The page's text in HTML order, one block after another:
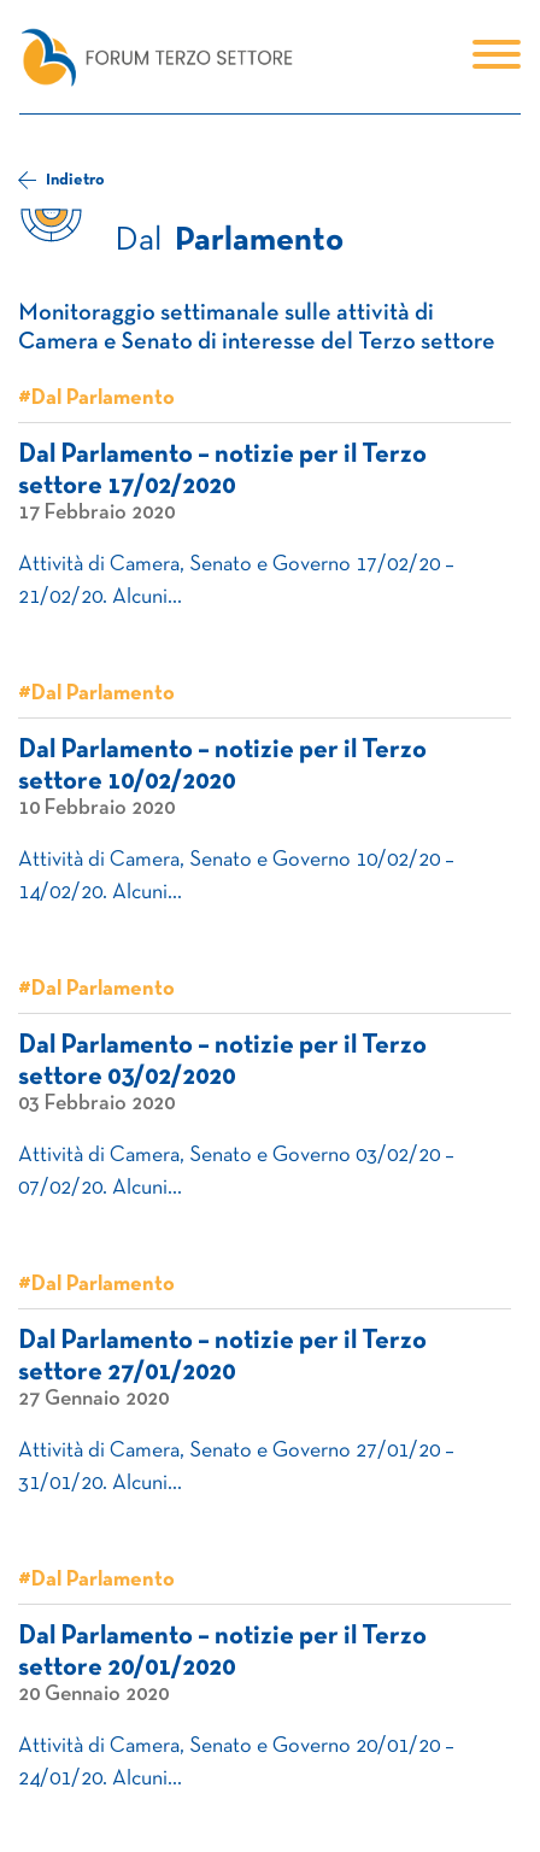
Indietro
Dal Parlamento
Monitoraggio settimanale sulle attività di
Camera e Senato di interesse del Terzo settore
#Dal Parlamento
Dal Parlamento – notizie per il Terzo
settore 17/02/2020
17 Febbraio 2020
Attività di Camera, Senato e Governo 17/02/20 –
21/02/20. Alcuni…
#Dal Parlamento
Dal Parlamento – notizie per il Terzo
settore 10/02/2020
10 Febbraio 2020
Attività di Camera, Senato e Governo 10/02/20 –
14/02/20. Alcuni…
#Dal Parlamento
Dal Parlamento – notizie per il Terzo
settore 03/02/2020
03 Febbraio 2020
Attività di Camera, Senato e Governo 03/02/20 –
07/02/20. Alcuni…
#Dal Parlamento
Dal Parlamento – notizie per il Terzo
settore 27/01/2020
27 Gennaio 2020
Attività di Camera, Senato e Governo 27/01/20 –
31/01/20. Alcuni…
#Dal Parlamento
Dal Parlamento – notizie per il Terzo
settore 20/01/2020
20 Gennaio 2020
Attività di Camera, Senato e Governo 20/01/20 –
24/01/20. Alcuni…